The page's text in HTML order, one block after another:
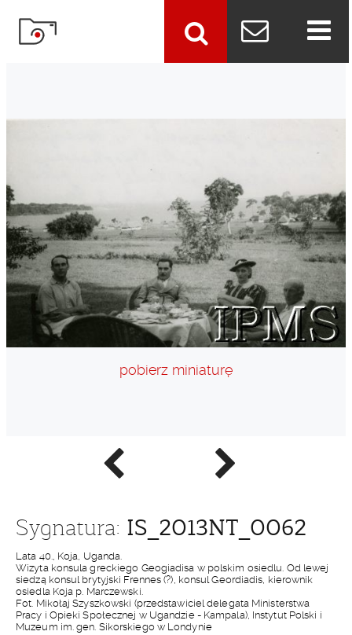
Poprzednie
zdjęcie
Następne
zdjęcie
pobierz miniaturę
Sygnatura: IS_2013NT_0062
Lata 40., Koja, Uganda.
Wizyta konsula greckiego Geogiadisa w polskim osiedlu. Od lewej
siedzą konsul brytyjski Frennes (?), konsul Geordiadis, kierownik
osiedla Koja p. Marczewski.
Fot. Mikołaj Szyszkowski (przedstawiciel delegata Ministerstwa
Pracy i Opieki Społecznej w Ugandzie - Kampala), Instytut Polski i
Muzeum im. gen. Sikorskiego w Londynie